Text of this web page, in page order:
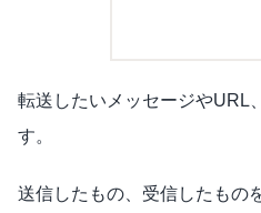
転送したいメッセージやURL
す。
送信したもの、受信したもの